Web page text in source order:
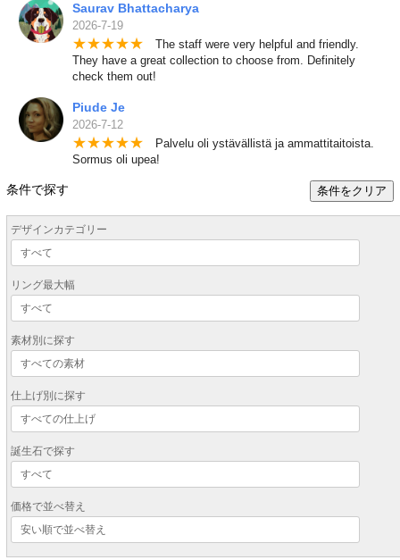
Saurav Bhattacharya
2026-7-19
★★★★★ The staff were very helpful and friendly.
They have a great collection to choose from. Definitely
check them out!
Piude Je
2026-7-12
★★★★★ Palvelu oli ystävällistä ja ammattitaitoista.
Sormus oli upea!
条件で探す 条件をクリア
デザインカテゴリー
リング最大幅
素材別に探す
仕上げ別に探す
誕生石で探す
価格で並べ替え